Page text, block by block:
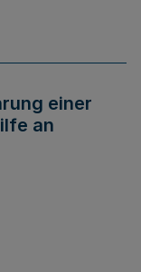
einer
an